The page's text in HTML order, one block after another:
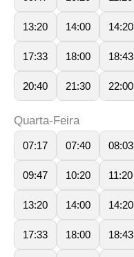
13:20 14:00 14:20
17:33 18:00 18:43
20:40 21:30 22:00
Quarta-Feira
07:17 07:40 08:03
09:47 10:20 11:20
13:20 14:00 14:20
17:33 18:00 18:43